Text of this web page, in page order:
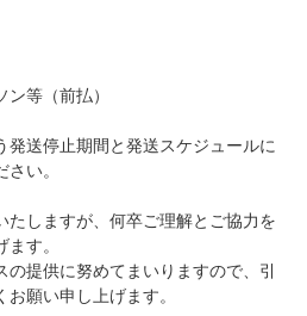
ン等（前払）
発送停止期間と発送スケジュールに
い。
たしますが、何卒ご理解とご協力を
す。
提供に努めてまいりますので、引
願い申し上げます。